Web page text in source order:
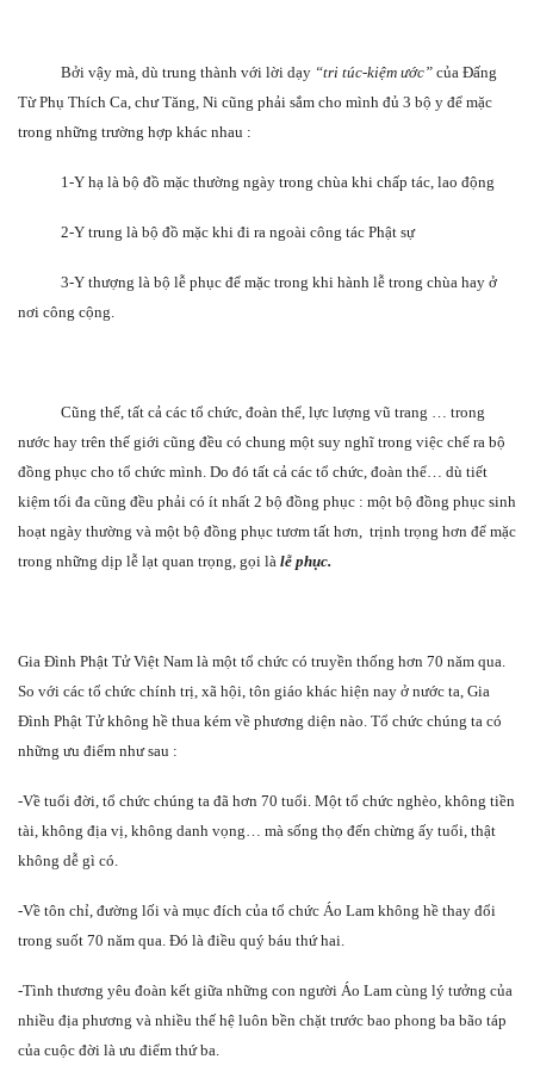
Bởi vậy mà, dù trung thành với lời dạy “tri túc-kiệm ước” của Đấng
Từ Phụ Thích Ca, chư Tăng, Ni cũng phải sắm cho mình đủ 3 bộ y để mặc
trong những trường hợp khác nhau :
1-Y hạ là bộ đồ mặc thường ngày trong chùa khi chấp tác, lao động
2-Y trung là bộ đồ mặc khi đi ra ngoài công tác Phật sự
3-Y thượng là bộ lễ phục để mặc trong khi hành lễ trong chùa hay ở
nơi công cộng.
Cũng thế, tất cả các tổ chức, đoàn thể, lực lượng vũ trang … trong
nước hay trên thế giới cũng đều có chung một suy nghĩ trong việc chế ra bộ
đồng phục cho tổ chức mình. Do đó tất cả các tổ chức, đoàn thể… dù tiết
kiệm tối đa cũng đều phải có ít nhất 2 bộ đồng phục : một bộ đồng phục sinh
hoạt ngày thường và một bộ đồng phục tươm tất hơn, trịnh trọng hơn để mặc
trong những dịp lễ lạt quan trọng, gọi là lễ phục.
Gia Đình Phật Tử Việt Nam là một tổ chức có truyền thống hơn 70 năm qua.
So với các tổ chức chính trị, xã hội, tôn giáo khác hiện nay ở nước ta, Gia
Đình Phật Tử không hề thua kém về phương diện nào. Tổ chức chúng ta có
những ưu điểm như sau :
-Về tuổi đời, tổ chức chúng ta đã hơn 70 tuổi. Một tổ chức nghèo, không tiền
tài, không địa vị, không danh vọng… mà sống thọ đến chừng ấy tuổi, thật
không dễ gì có.
-Về tôn chỉ, đường lối và mục đích của tổ chức Áo Lam không hề thay đổi
trong suốt 70 năm qua. Đó là điều quý báu thứ hai.
-Tình thương yêu đoàn kết giữa những con người Áo Lam cùng lý tưởng của
nhiều địa phương và nhiều thế hệ luôn bền chặt trước bao phong ba bão táp
của cuộc đời là ưu điểm thứ ba.